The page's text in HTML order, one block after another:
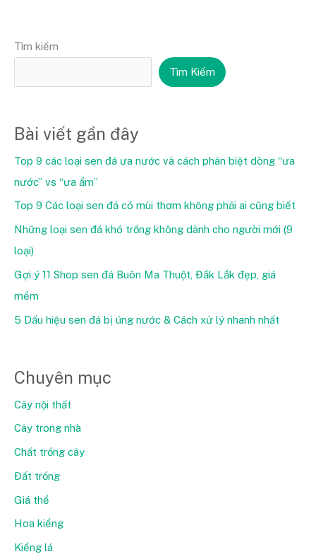
Tìm kiếm
Tìm Kiếm
Bài viết gần đây
Top 9 các loại sen đá ưa nước và cách phân biệt dòng “ưa
nước” vs “ưa ẩm”
Top 9 Các loại sen đá có mùi thơm không phải ai cũng biết
Những loại sen đá khó trồng không dành cho người mới (9
loại)
Gợi ý 11 Shop sen đá Buôn Ma Thuột, Đắk Lắk đẹp, giá
mềm
5 Dấu hiệu sen đá bị úng nước & Cách xử lý nhanh nhất
Chuyên mục
Cây nội thất
Cây trong nhà
Chất trồng cây
Đất trồng
Giá thể
Hoa kiểng
Kiểng lá